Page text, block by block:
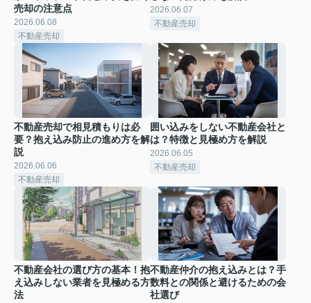
売却の注意点
2026.06.08
不動産売却
2026.06.07
不動産売却
不動産売却で相見積もりは必
要？抱え込み防止の進め方を解
説
2026.06.06
不動産売却
囲い込みをしない不動産会社と
は？特徴と見極め方を解説
2026.06.05
不動産売却
不動産会社の選び方の基本！抱
え込みしない業者を見極める方
法
不動産仲介の抱え込みとは？手
数料との関係と避けるための会
社選び